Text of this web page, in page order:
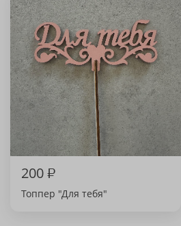
200₽
Топпер "Для тебя"